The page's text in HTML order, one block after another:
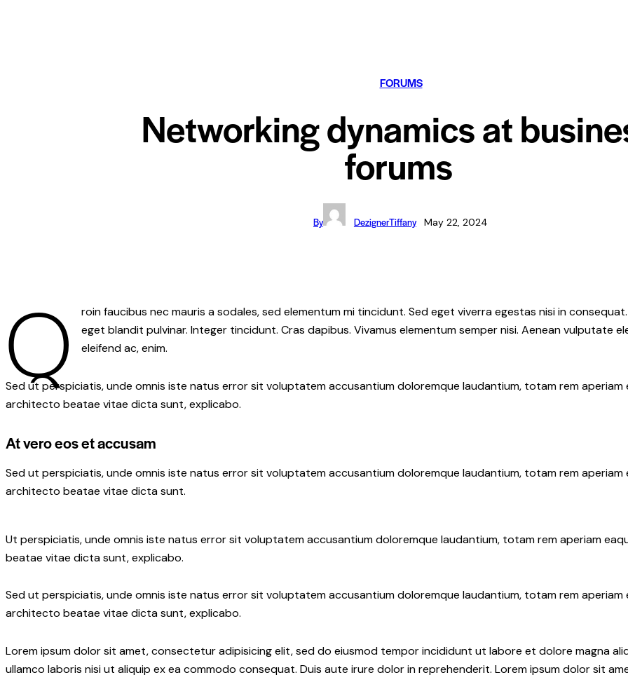
FORUMS
Networking dynamics at
forums
By DezignerTiffany May 22, 2024
Q
roin faucibus nec mauris a sodales, sed elementum mi tincidunt. Sed eget viverra egestas nisi in
eget blandit pulvinar. Integer tincidunt. Cras dapibus. Vivamus elementum semper nisi. Aenean vulputate
eleifend ac, enim.
Sed ut perspiciatis, unde omnis iste natus error sit voluptatem accusantium doloremque laudantium, totam rem
architecto beatae vitae dicta sunt, explicabo.
At vero eos et accusam
Sed ut perspiciatis, unde omnis iste natus error sit voluptatem accusantium doloremque laudantium, totam rem
architecto beatae vitae dicta sunt.
Ut perspiciatis, unde omnis iste natus error sit voluptatem accusantium doloremque laudantium, totam rem aperiam
beatae vitae dicta sunt, explicabo.
Sed ut perspiciatis, unde omnis iste natus error sit voluptatem accusantium doloremque laudantium, totam rem
architecto beatae vitae dicta sunt, explicabo.
Lorem ipsum dolor sit amet, consectetur adipisicing elit, sed do eiusmod tempor incididunt ut labore et dolore magna
ullamco laboris nisi ut aliquip ex ea commodo consequat. Duis aute irure dolor in reprehenderit. Lorem ipsum dolor sit